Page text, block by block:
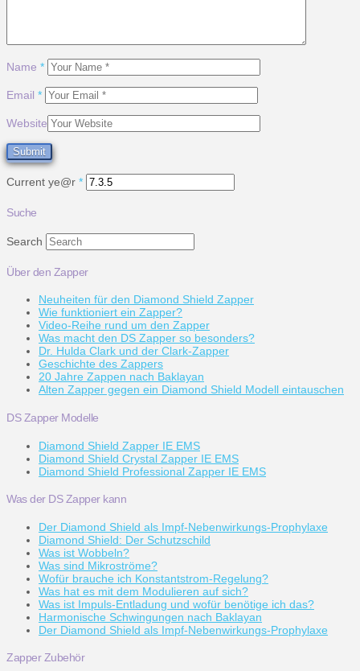
Name *
Email *
Website
Current ye@r *
Suche
Search
Über den Zapper
Neuheiten für den Diamond Shield Zapper
Wie funktioniert ein Zapper?
Video-Reihe rund um den Zapper
Was macht den DS Zapper so besonders?
Dr. Hulda Clark und der Clark-Zapper
Geschichte des Zappers
20 Jahre Zappen nach Baklayan
Alten Zapper gegen ein Diamond Shield Modell eintauschen
DS Zapper Modelle
Diamond Shield Zapper IE EMS
Diamond Shield Crystal Zapper IE EMS
Diamond Shield Professional Zapper IE EMS
Was der DS Zapper kann
Der Diamond Shield als Impf-Nebenwirkungs-Prophylaxe
Diamond Shield: Der Schutzschild
Was ist Wobbeln?
Was sind Mikroströme?
Wofür brauche ich Konstantstrom-Regelung?
Was hat es mit dem Modulieren auf sich?
Was ist Impuls-Entladung und wofür benötige ich das?
Harmonische Schwingungen nach Baklayan
Der Diamond Shield als Impf-Nebenwirkungs-Prophylaxe
Zapper Zubehör